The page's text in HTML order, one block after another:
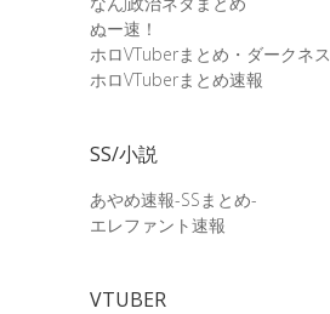
ぬー速！
ホロVTuberまとめ・ダークネス
ホロVTuberまとめ速報
SS/小説
あやめ速報-SSまとめ-
エレファント速報
VTUBER